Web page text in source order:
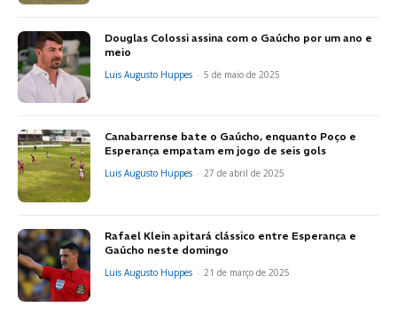
Douglas Colossi assina com o Gaúcho por um ano e
meio
Luis Augusto Huppes - 5 de maio de 2025
Canabarrense bate o Gaúcho, enquanto Poço e
Esperança empatam em jogo de seis gols
Luis Augusto Huppes - 27 de abril de 2025
Rafael Klein apitará clássico entre Esperança e
Gaúcho neste domingo
Luis Augusto Huppes - 21 de março de 2025